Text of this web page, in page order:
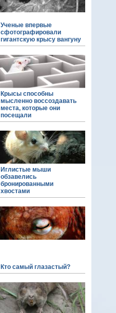
Ученые впервые
сфотографировали
гигантскую крысу вангуну
Крысы способны
мысленно воссоздавать
места, которые они
посещали
Иглистые мыши
обзавелись
бронированными
хвостами
Кто самый глазастый?